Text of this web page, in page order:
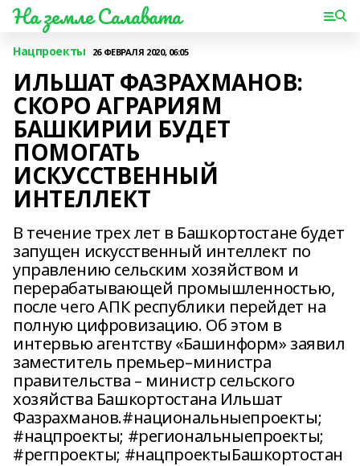
На земле Салавата
Нацпроекты 26 ФЕВРАЛЯ 2020, 06:05
ИЛЬШАТ ФАЗРАХМАНОВ:
СКОРО АГРАРИЯМ
БАШКИРИИ БУДЕТ
ПОМОГАТЬ
ИСКУССТВЕННЫЙ
ИНТЕЛЛЕКТ
В течение трех лет в Башкортостане будет
запущен искусственный интеллект по
управлению сельским хозяйством и
перерабатывающей промышленностью,
после чего АПК республики перейдет на
полную цифровизацию. Об этом в
интервью агентству «Башинформ» заявил
заместитель премьер–министра
правительства – министр сельского
хозяйства Башкортостана Ильшат
Фазрахманов.#национальныепроекты;
#нацпроекты; #региональныепроекты;
#регпроекты; #нацпроектыБашкортостан